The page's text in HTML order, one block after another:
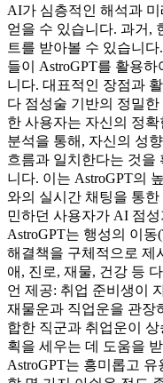
AI가 심층적인 해석과
얻을 수 있습니다. 과거,
트를 받아볼 수 있습니
들이 AstroGPT를 활용
니다. 대표적인 장점과
다 점성술 기반의 정밀
한 사용자는 자신의 정
분석을 통해, 자신의 성
흐름과 일치한다는 것을
니다. 이는 AstroGPT의
와의 실시간 채팅을 통
민하던 사용자가 AI 점
AstroGPT는 행성의 이
해결책을 구체적으로 제
애, 진로, 재물, 건강 등
언 제공: 취업 준비생이
재물운과 직업운을 관장
합한 직군과 취업운이
획을 세우는 데 도움을
AstroGPT는 흥미롭고